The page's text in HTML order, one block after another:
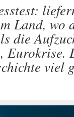
Land, wo
die
viel